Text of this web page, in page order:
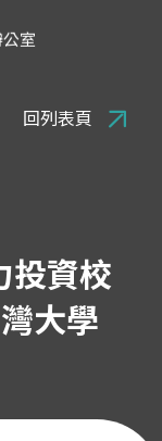
室
回列表頁
投資校
大學